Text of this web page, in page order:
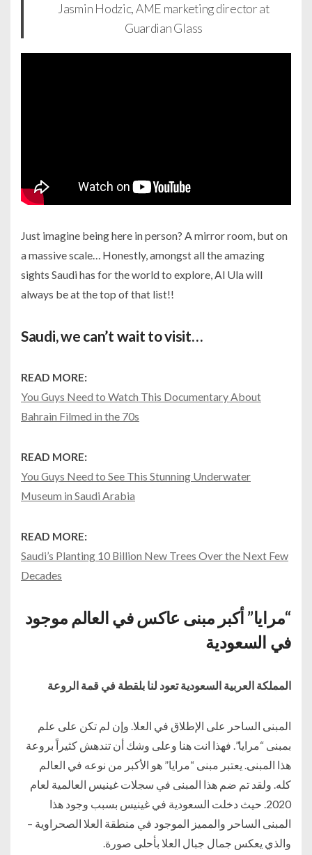
Jasmin Hodzic, AME marketing director at
Guardian Glass
Just imagine being here in person? A mirror room, but on
a massive scale… Honestly, amongst all the amazing
sights Saudi has for the world to explore, Al Ula will
always be at the top of that list!!
Saudi, we can’t wait to visit…
READ MORE:
You Guys Need to Watch This Documentary About
Bahrain Filmed in the 70s
READ MORE:
You Guys Need to See This Stunning Underwater
Museum in Saudi Arabia
READ MORE:
Saudi’s Planting 10 Billion New Trees Over the Next Few
Decades
“مرايا” أكبر مبنى عاكس في العالم موجود
في السعودية
المملكة العربية السعودية تعود لنا بلقطة في قمة الروعة
المبنى الساحر على الإطلاق في العلا. وإن لم تكن على علم
بمبنى “مرايا”. فهذا انت هنا وعلى وشك أن تندهش كثيراً بروعة
هذا المبنى. يعتبر مبنى “مرايا” هو الأكبر من نوعه في العالم
كله. ولقد تم ضم هذا المبنى في سجلات غينيس العالمية لعام
2020. حيث دخلت السعودية في غينيس بسبب وجود هذا
المبنى الساحر والمميز الموجود في منطقة العلا الصحراوية –
والذي يعكس جمال جبال العلا بأحلى صورة.